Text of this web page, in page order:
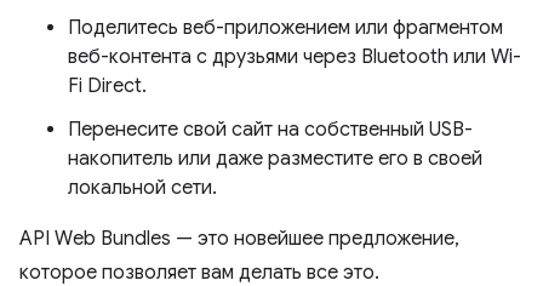
Поделитесь веб-приложением или фрагментом
веб-контента с друзьями через Bluetooth или Wi-
Fi Direct.
Перенесите свой сайт на собственный USB-
накопитель или даже разместите его в своей
локальной сети.
API Web Bundles — это новейшее предложение,
которое позволяет вам делать все это.